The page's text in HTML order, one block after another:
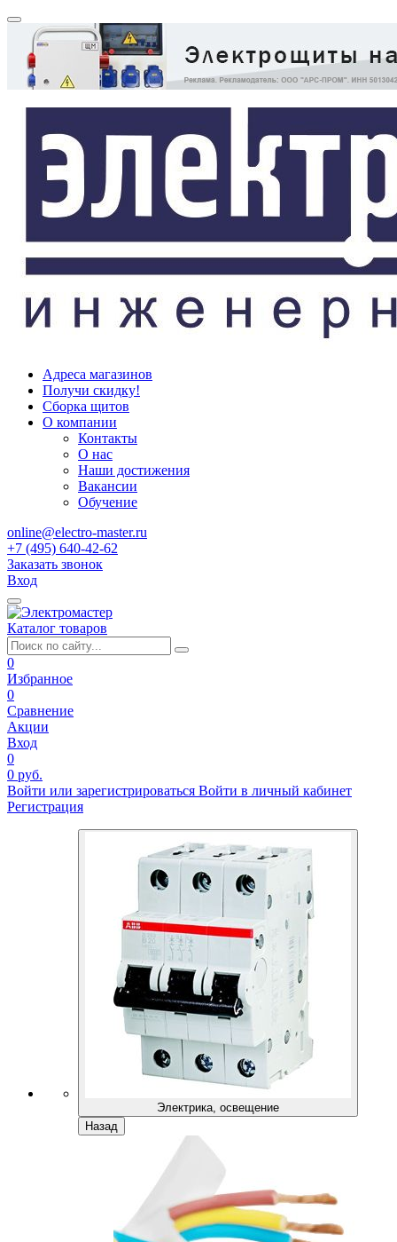
Адреса магазинов
Получи скидку!
Сборка щитов
О компании
Контакты
О нас
Наши достижения
Вакансии
Обучение
online@electro-master.ru
+7 (495) 640-42-62
Заказать звонок
Вход
Каталог товаров
0
Избранное
0
Сравнение
Акции
Вход
0
0 руб.
Войти или зарегистрироваться Войти в личный кабинет
Регистрация
Электрика, освещение
Назад